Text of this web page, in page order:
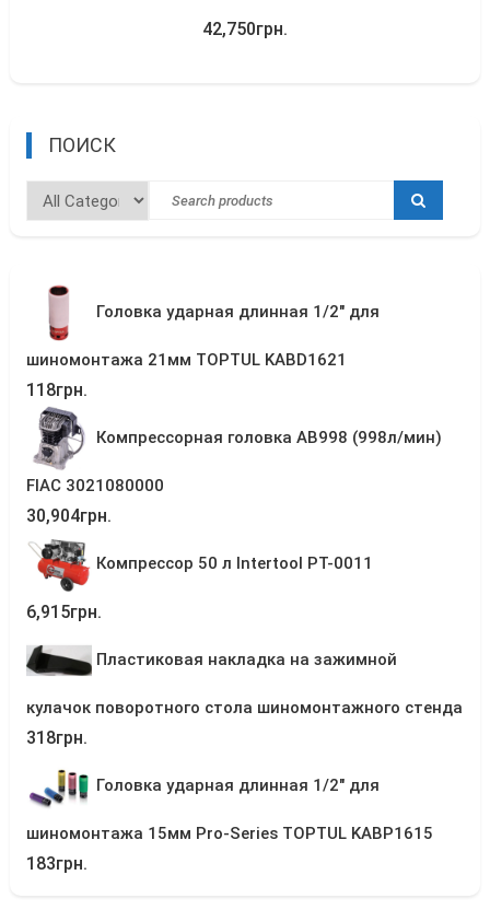
out
42,750грн.
ПОИСК
Головка ударная длинная 1/2" для
шиномонтажа 21мм TOPTUL KABD1621
118грн.
Компрессорная головка AB998 (998л/мин)
FIAC 3021080000
30,904грн.
Компрессор 50 л Intertool PT-0011
6,915грн.
Пластиковая накладка на зажимной
кулачок поворотного стола шиномонтажного стенда
318грн.
Головка ударная длинная 1/2" для
шиномонтажа 15мм Pro-Series TOPTUL KABP1615
183грн.